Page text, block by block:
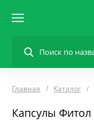
Главная Каталог
Капсулы Фитол